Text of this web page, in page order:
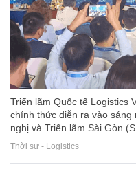
Triển lãm Quốc tế Logistics
chính thức diễn ra vào sáng
nghị và Triển lãm Sài Gòn
Thời sự - Logistics